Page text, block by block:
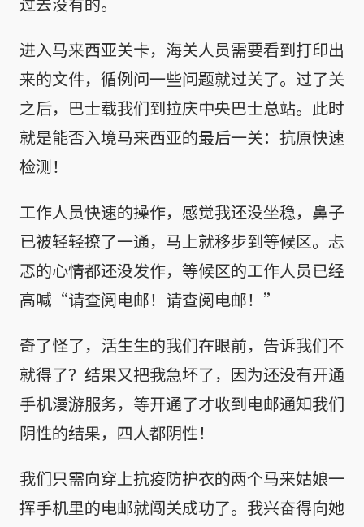
进入马来西亚关卡，海关人员需要看到打印出
来的文件，循例问一些问题就过关了。过了关
之后，巴士载我们到拉庆中央巴士总站。此时
就是能否入境马来西亚的最后一关：抗原快速
检测！
工作人员快速的操作，感觉我还没坐稳，鼻子
已被轻轻撩了一通，马上就移步到等候区。忐
忑的心情都还没发作，等候区的工作人员已经
高喊“请查阅电邮！请查阅电邮！”
奇了怪了，活生生的我们在眼前，告诉我们不
就得了？结果又把我急坏了，因为还没有开通
手机漫游服务，等开通了才收到电邮通知我们
阴性的结果，四人都阴性！
我们只需向穿上抗疫防护衣的两个马来姑娘一
挥手机里的电邮就闯关成功了。我兴奋得向她